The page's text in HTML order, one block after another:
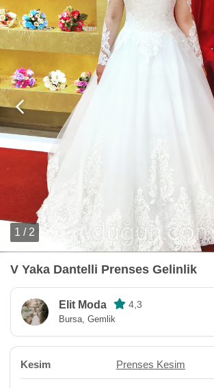
1 / 2
V Yaka Dantelli Prenses Gelinlik
Elit Moda 4,3
Bursa, Gemlik
Kesim Prenses Kesim